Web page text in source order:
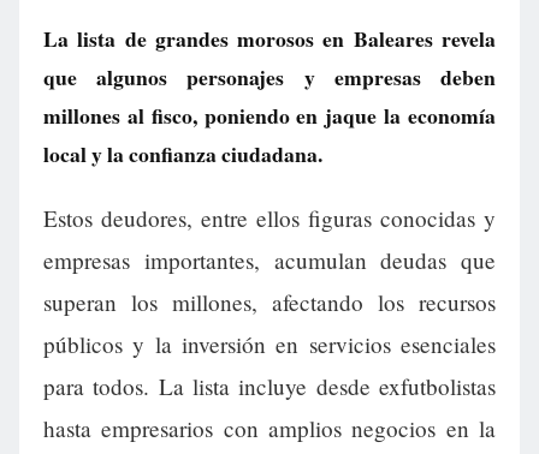
La lista de grandes morosos en Baleares revela
que algunos personajes y empresas deben
millones al fisco, poniendo en jaque la economía
local y la confianza ciudadana.
Estos deudores, entre ellos figuras conocidas y
empresas importantes, acumulan deudas que
superan los millones, afectando los recursos
públicos y la inversión en servicios esenciales
para todos. La lista incluye desde exfutbolistas
hasta empresarios con amplios negocios en la